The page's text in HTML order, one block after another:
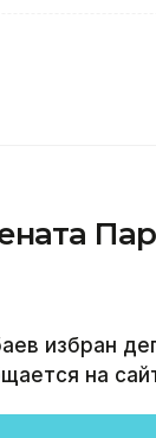
избран
на